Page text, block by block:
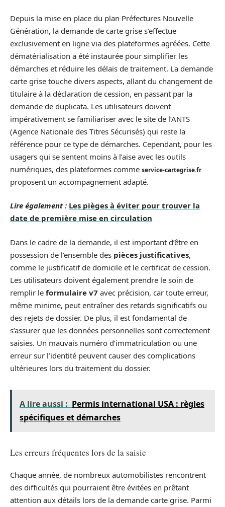
Depuis la mise en place du plan Préfectures Nouvelle
Génération, la demande de carte grise s’effectue
exclusivement en ligne via des plateformes agréées. Cette
dématérialisation a été instaurée pour simplifier les
démarches et réduire les délais de traitement. La demande
carte grise touche divers aspects, allant du changement de
titulaire à la déclaration de cession, en passant par la
demande de duplicata. Les utilisateurs doivent
impérativement se familiariser avec le site de l’ANTS
(Agence Nationale des Titres Sécurisés) qui reste la
référence pour ce type de démarches. Cependant, pour les
usagers qui se sentent moins à l’aise avec les outils
numériques, des plateformes comme service-cartegrise.fr
proposent un accompagnement adapté.
Lire également : Les pièges à éviter pour trouver la
date de première mise en circulation
Dans le cadre de la demande, il est important d’être en
possession de l’ensemble des pièces justificatives,
comme le justificatif de domicile et le certificat de cession.
Les utilisateurs doivent également prendre le soin de
remplir le formulaire v7 avec précision, car toute erreur,
même minime, peut entraîner des retards significatifs ou
des rejets de dossier. De plus, il est fondamental de
s’assurer que les données personnelles sont correctement
saisies. Un mauvais numéro d’immatriculation ou une
erreur sur l’identité peuvent causer des complications
ultérieures lors du traitement du dossier.
A lire aussi : Permis international USA : règles
spécifiques et démarches
Les erreurs fréquentes lors de la saisie
Chaque année, de nombreux automobilistes rencontrent
des difficultés qui pourraient être évitées en prêtant
attention aux détails lors de la demande carte grise. Parmi